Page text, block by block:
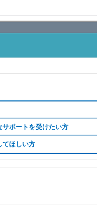
ポートを受けたい方
てほしい方